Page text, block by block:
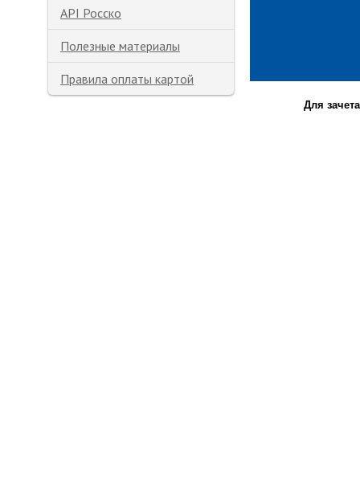
API Росско
Полезные материалы
Правила оплаты картой
Для